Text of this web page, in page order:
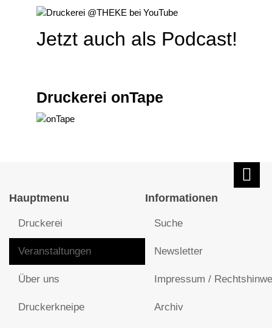
Jetzt auch als Podcast!
Druckerei onTape
Hauptmenu
Druckerei
Veranstaltungen
Über uns
Druckerkneipe
Informationen
Suche
Newsletter
Impressum /
Archiv